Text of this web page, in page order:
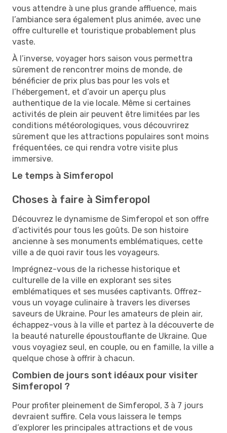
vous attendre à une plus grande affluence, mais
l’ambiance sera également plus animée, avec une
offre culturelle et touristique probablement plus
vaste.
À l’inverse, voyager hors saison vous permettra
sûrement de rencontrer moins de monde, de
bénéficier de prix plus bas pour les vols et
l’hébergement, et d’avoir un aperçu plus
authentique de la vie locale. Même si certaines
activités de plein air peuvent être limitées par les
conditions météorologiques, vous découvrirez
sûrement que les attractions populaires sont moins
fréquentées, ce qui rendra votre visite plus
immersive.
Le temps à Simferopol
Choses à faire à Simferopol
Découvrez le dynamisme de Simferopol et son offre
d’activités pour tous les goûts. De son histoire
ancienne à ses monuments emblématiques, cette
ville a de quoi ravir tous les voyageurs.
Imprégnez-vous de la richesse historique et
culturelle de la ville en explorant ses sites
emblématiques et ses musées captivants. Offrez-
vous un voyage culinaire à travers les diverses
saveurs de Ukraine. Pour les amateurs de plein air,
échappez-vous à la ville et partez à la découverte de
la beauté naturelle époustouflante de Ukraine. Que
vous voyagiez seul, en couple, ou en famille, la ville a
quelque chose à offrir à chacun.
Combien de jours sont idéaux pour visiter
Simferopol ?
Pour profiter pleinement de Simferopol, 3 à 7 jours
devraient suffire. Cela vous laissera le temps
d’explorer les principales attractions et de vous